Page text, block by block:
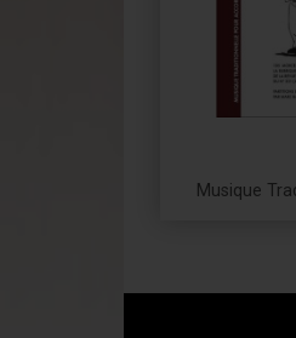
Musique